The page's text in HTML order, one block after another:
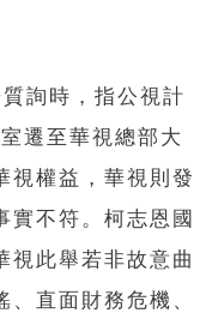
詢時，指公視計
遷至華視總部大
視權益，華視則發
實不符。柯志恩國
視此舉若非故意曲
直面財務危機、